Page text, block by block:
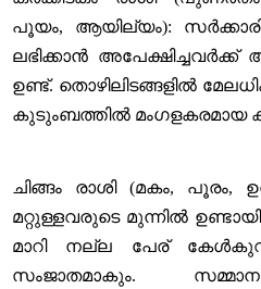
പൂയം, ആയില്യം):
ലഭിക്കാൻ
ഉണ്ട്. തൊഴിലിടങ്ങളിൽ
കുടുംബത്തിൽ മംഗളകരമായ
ചിങ്ങം രാശി (മകം,
മറ്റുള്ളവരുടെ മുന്നിൽ
മാറി നല്ല പേര്
സംജാതമാകും.